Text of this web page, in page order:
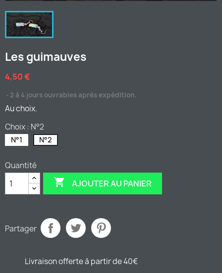
Les guimauves
4,50 €
2 à 4 jours ouvrables après expédition.
Au choix.
Choix : N°2
N°1 N°2
Quantité
 AJOUTER AU PANIER
Partager
Livraison offerte à partir de 40€